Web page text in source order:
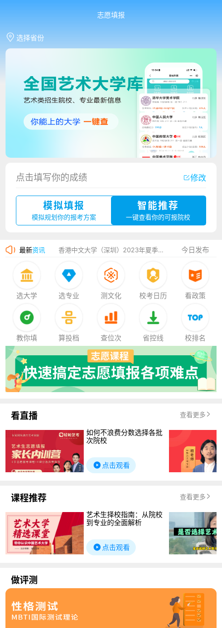
志愿填报
选择省份
点击填写你的成绩 修改
模拟填报
模拟规划你的报考方案
智能推荐
一键查看你的可报院校
最新资讯
广州华立科技职业学院2023年夏季高考招生简章
香港中文大学（深圳）2023年夏季高考招生简章
厦门大学嘉庚学院2023年艺术类招生简章
今日发布
选大学 选专业 测文化 校考日历 看政策
教你填 算投档 查位次 省控线 校排名
看直播 查看更多
如何不浪费分数选择各批
次院校
点击观看
课程推荐 查看更多
艺术生择校指南：从院校
到专业的全面解析
点击观看
做评测